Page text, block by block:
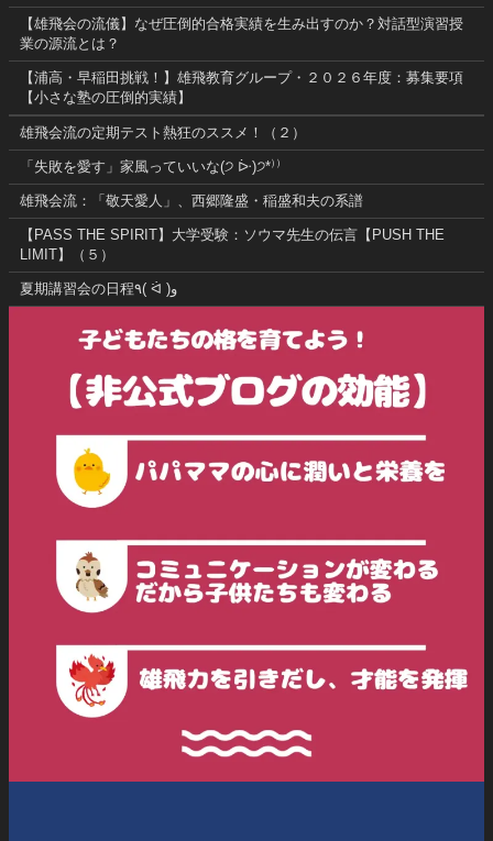
【雄飛会の流儀】なぜ圧倒的合格実績を生み出すのか？対話型演習授
業の源流とは？
【浦高・早稲田挑戦！】雄飛教育グループ・２０２６年度：募集要項
【小さな塾の圧倒的実績】
雄飛会流の定期テスト熱狂のススメ！（２）
「失敗を愛す」家風っていいな(੭ ᐕ)੭*⁾⁾
雄飛会流：「敬天愛人」、西郷隆盛・稲盛和夫の系譜
【PASS THE SPIRIT】大学受験：ソウマ先生の伝言【PUSH THE
LIMIT】（５）
夏期講習会の日程٩( ᐛ )و